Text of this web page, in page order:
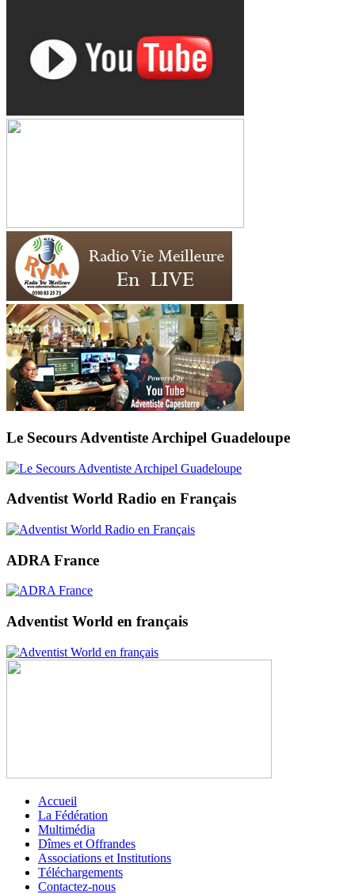
Le Secours Adventiste Archipel Guadeloupe
Adventist World Radio en Français
ADRA France
Adventist World en français
Accueil
La Fédération
Multimédia
Dîmes et Offrandes
Associations et Institutions
Téléchargements
Contactez-nous